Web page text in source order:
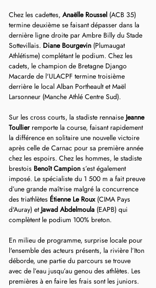
Chez les cadettes, Anaëlle Roussel (ACB 35)
termine deuxième se faisant dépasser dans la
dernière ligne droite par Ambre Billy du Stade
Sottevillais. Diane Bourgevin (Plumaugat
Athlétisme) complétant le podium. Chez les
cadets, le champion de Bretagne Django
Macarde de l'ULACPF termine troisième
derrière le local Alban Portheault et Maël
Larsonneur (Manche Athlé Centre Sud).
Sur les cross courts, la stadiste rennaise Jeanne
Toullier remporte la course, faisant rapidement
la différence en solitaire une nouvelle victoire
après celle de Carnac pour sa première année
chez les espoirs. Chez les hommes, le stadiste
brestois Benoît Campion s’est également
imposé. Le spécialiste du 1 500 m a fait preuve
d’une grande maîtrise malgré la concurrence
des triathlètes Étienne Le Roux (CIMA Pays
d'Auray) et Jawad Abdelmoula (EAPB) qui
complètent le podium 100% breton.
En milieu de programme, surprise locale pour
l'ensemble des acteurs présents, la rivière l’Iton
déborde, une partie du parcours se trouve
avec de l’eau jusqu’au genou des athlètes. Les
premières à en faire les frais sont les juniors.